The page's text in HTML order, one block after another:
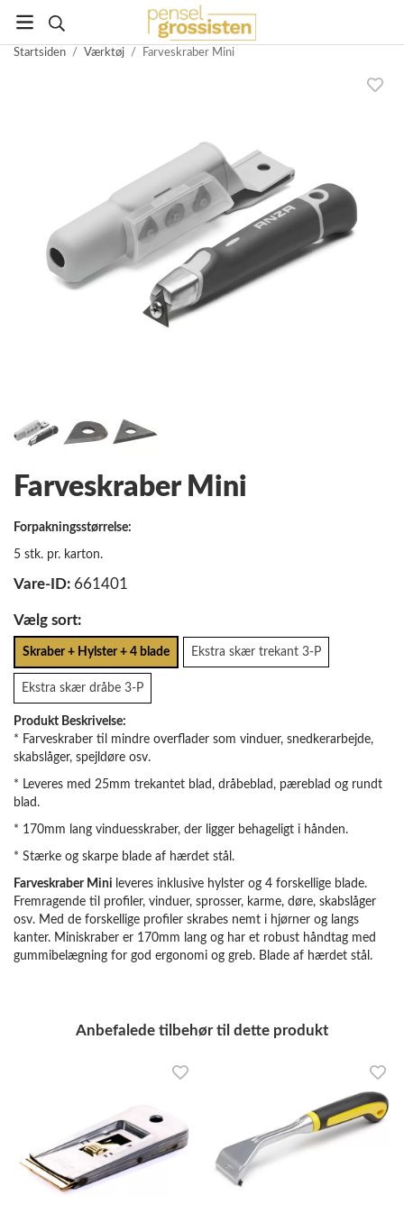
Startsiden / Værktøj / Farveskraber Mini
Farveskraber Mini
Forpakningsstørrelse:
5 stk. pr. karton.
Vare-ID: 661401
Vælg sort:
Skraber + Hylster + 4 blade Ekstra skær trekant 3-P
Ekstra skær dråbe 3-P
Produkt Beskrivelse:
* Farveskraber til mindre overflader som vinduer, snedkerarbejde,
skabslåger, spejldøre osv.
* Leveres med 25mm trekantet blad, dråbeblad, pæreblad og rundt
blad.
* 170mm lang vinduesskraber, der ligger behageligt i hånden.
* Stærke og skarpe blade af hærdet stål.
Farveskraber Mini leveres inklusive hylster og 4 forskellige blade.
Fremragende til profiler, vinduer, sprosser, karme, døre, skabslåger
osv. Med de forskellige profiler skrabes nemt i hjørner og langs
kanter. Miniskraber er 170mm lang og har et robust håndtag med
gummibelægning for god ergonomi og greb. Blade af hærdet stål.
Anbefalede tilbehør til dette produkt